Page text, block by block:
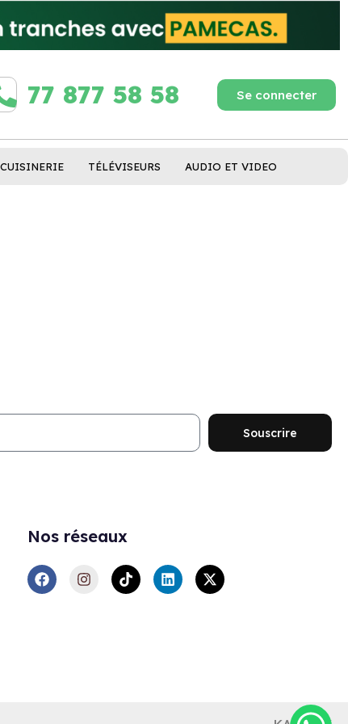
77 877 58 58 Se connecter
TÉLÉVISEURS AUDIO ET VIDEO
Souscrire
Nos réseaux